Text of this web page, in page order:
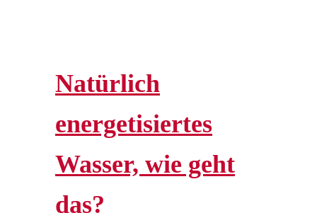
Natürlich
energetisiertes
Wasser, wie geht
das?